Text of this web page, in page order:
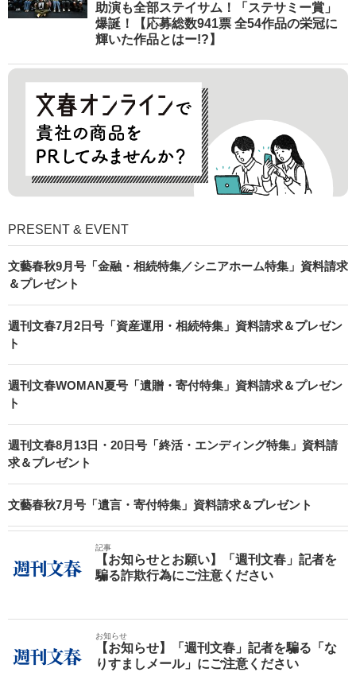
助演も全部ステイサム！「ステサミー賞」
爆誕！【応募総数941票 全54作品の栄冠に
輝いた作品とはー!?】
PRESENT & EVENT
文藝春秋9月号「金融・相続特集／シニアホーム特集」資料請求
＆プレゼント
週刊文春7月2日号「資産運用・相続特集」資料請求＆プレゼン
ト
週刊文春WOMAN夏号「遺贈・寄付特集」資料請求＆プレゼン
ト
週刊文春8月13日・20日号「終活・エンディング特集」資料請
求＆プレゼント
文藝春秋7月号「遺言・寄付特集」資料請求＆プレゼント
記事
【お知らせとお願い】「週刊文春」記者を
騙る詐欺行為にご注意ください
お知らせ
【お知らせ】「週刊文春」記者を騙る「な
りすましメール」にご注意ください